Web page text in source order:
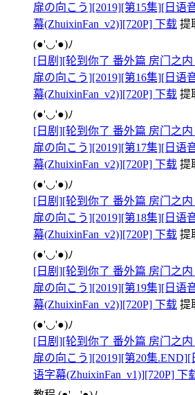
扉の向こう][2019][第15集][日语
幕(ZhuixinFan_v2)][720P] 下载 提
(●'◡'●)ﾉ
[日剧][轮到你了 番外篇 房门之
扉の向こう][2019][第16集][日语
幕(ZhuixinFan_v2)][720P] 下载 提
(●'◡'●)ﾉ
[日剧][轮到你了 番外篇 房门之
扉の向こう][2019][第17集][日语
幕(ZhuixinFan_v2)][720P] 下载 提
(●'◡'●)ﾉ
[日剧][轮到你了 番外篇 房门之
扉の向こう][2019][第18集][日语
幕(ZhuixinFan_v2)][720P] 下载 提
(●'◡'●)ﾉ
[日剧][轮到你了 番外篇 房门之
扉の向こう][2019][第19集][日语
幕(ZhuixinFan_v2)][720P] 下载 提
(●'◡'●)ﾉ
[日剧][轮到你了 番外篇 房门之
扉の向こう][2019][第20集.END][
语字幕(ZhuixinFan_v1)][720P] 下